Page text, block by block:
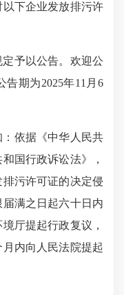
下企业发放排污许
予以公告。欢迎公
期为2025年11月6
依据《中华人民共
国行政诉讼法》，
污许可证的决定侵
满之日起六十日内
厅提起行政复议，
内向人民法院提起